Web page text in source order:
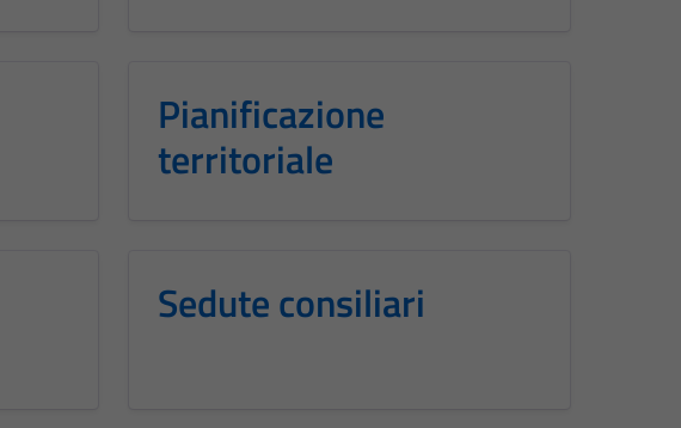
Pianificazione
territoriale
Sedute consiliari